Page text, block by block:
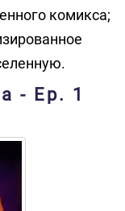
комикса;
- Ep. 1